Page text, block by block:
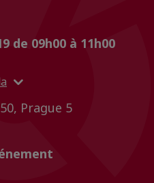
de 09h00 à 11h00
Prague 5